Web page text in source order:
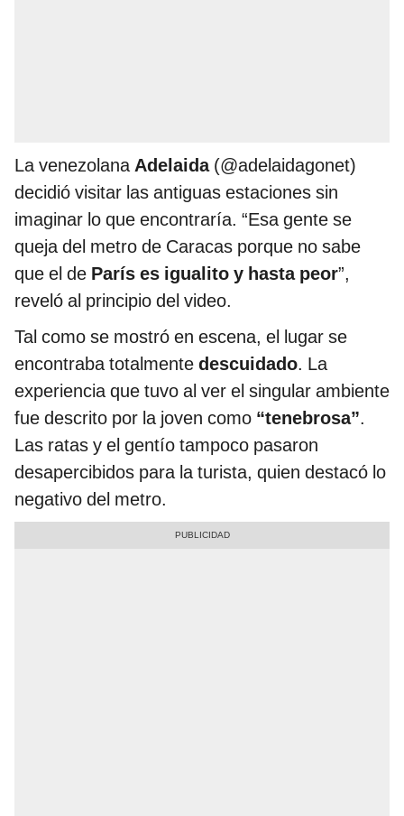
La venezolanaAdelaida (@adelaidagonet)
decidió visitar las antiguas estaciones sin
imaginar lo que encontraría. “Esa gente se
queja del metro de Caracas porque no sabe
que el de París es igualito y hasta peor”,
reveló al principio del video.
Tal como se mostró en escena, el lugar se
encontraba totalmente descuidado. La
experiencia que tuvo al ver el singular ambiente
fue descrito por la joven como “tenebrosa”.
Las ratas y el gentío tampoco pasaron
desapercibidos para la turista, quien destacó lo
negativo del metro.